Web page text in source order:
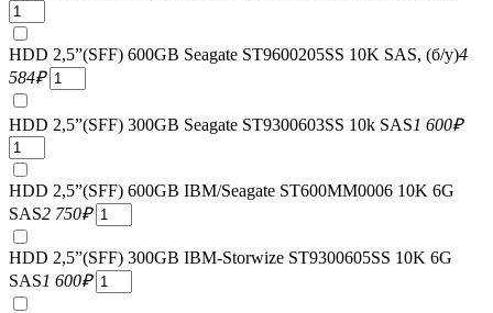
HDD 2,5”(SFF) 600GB Seagate ST9600205SS 10K SAS, (б/у)4
584₽
HDD 2,5”(SFF) 300GB Seagate ST9300603SS 10k SAS1 600₽
HDD 2,5”(SFF) 600GB IBM/Seagate ST600MM0006 10K 6G
SAS2 750₽
HDD 2,5”(SFF) 300GB IBM-Storwize ST9300605SS 10K 6G
SAS1 600₽